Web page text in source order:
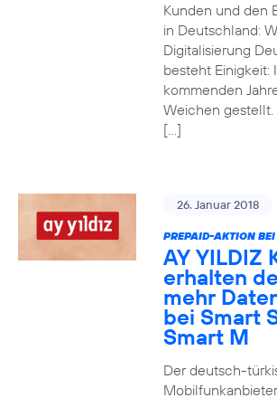
Kunden und den
in Deutschland:
Digitalisierung
besteht Einigkeit:
kommenden
Weichen gestellt.
[…]
26. Januar 2018
PREPAID-AKTION
AY YILDIZ
erhalten
mehr
bei Smart
Smart M
Der deutsch-